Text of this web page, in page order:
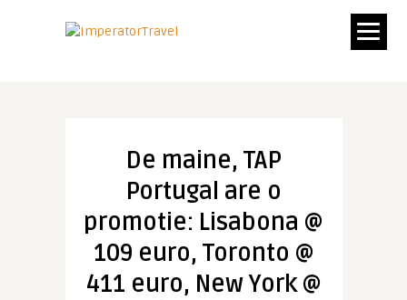
De maine, TAP
Portugal are o
promotie: Lisabona @
109 euro, Toronto @
411 euro, New York @